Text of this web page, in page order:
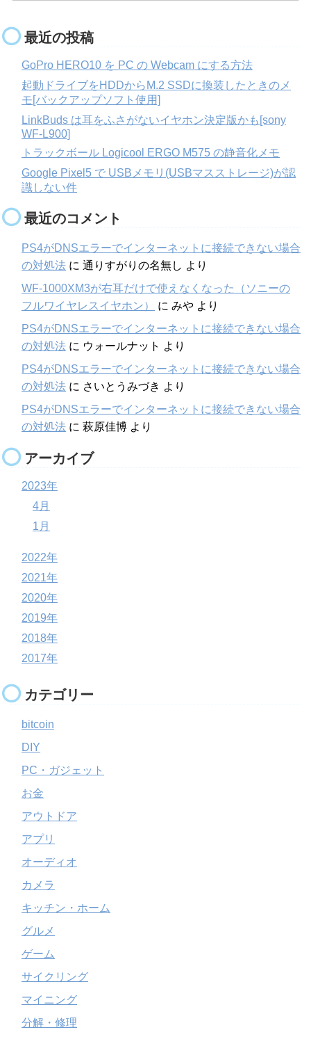
最近の投稿
GoPro HERO10 を PC の Webcam にする方法
起動ドライブをHDDからM.2 SSDに換装したときのメ
モ[バックアップソフト使用]
LinkBuds は耳をふさがないイヤホン決定版かも[sony
WF-L900]
トラックボール Logicool ERGO M575 の静音化メモ
Google Pixel5 で USBメモリ(USBマスストレージ)が認
識しない件
最近のコメント
PS4がDNSエラーでインターネットに接続できない場合
の対処法 に 通りすがりの名無し より
WF-1000XM3が右耳だけで使えなくなった（ソニーの
フルワイヤレスイヤホン）
に みや より
PS4がDNSエラーでインターネットに接続できない場合
の対処法 に ウォールナット より
PS4がDNSエラーでインターネットに接続できない場合
の対処法 に さいとうみづき より
PS4がDNSエラーでインターネットに接続できない場合
の対処法 に 萩原佳博 より
アーカイブ
2023年
4月
1月
2022年
2021年
2020年
2019年
2018年
2017年
カテゴリー
bitcoin
DIY
PC・ガジェット
お金
アウトドア
アプリ
オーディオ
カメラ
キッチン・ホーム
グルメ
ゲーム
サイクリング
マイニング
分解・修理